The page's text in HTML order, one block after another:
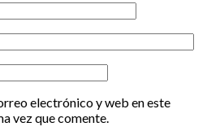
electrónico y web en este
vez que comente.